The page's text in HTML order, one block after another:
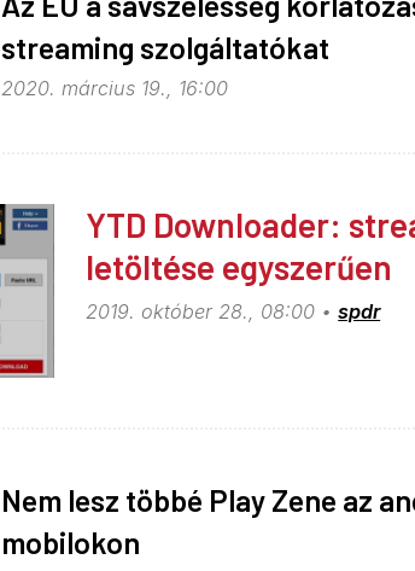
streaming szolgáltatókat
2020. március 19., 16:00
YTD Downloader:
letöltése egyszerűen
2019. október 28., 08:00 spdr
Nem lesz többé Play Zene az
mobilokon